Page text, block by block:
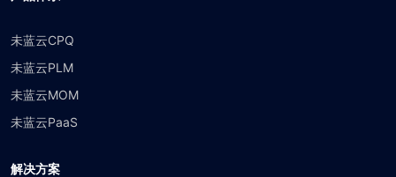
未蓝云CPQ
未蓝云PLM
未蓝云MOM
未蓝云PaaS
解决方案